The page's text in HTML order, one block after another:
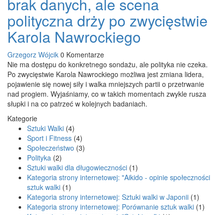
polityczna drży po zwycięstwie
Karola Nawrockiego
Grzegorz Wójcik 0 Komentarze
Nie ma dostępu do konkretnego sondażu, ale polityka nie czeka.
Po zwycięstwie Karola Nawrockiego możliwa jest zmiana lidera,
pojawienie się nowej siły i walka mniejszych partii o przetrwanie
nad progiem. Wyjaśniamy, co w takich momentach zwykle rusza
słupki i na co patrzeć w kolejnych badaniach.
Kategorie
Sztuki Walki (4)
Sport i Fitness (4)
Społeczeństwo (3)
Polityka (2)
Sztuki walki dla długowieczności (1)
Kategoria strony internetowej: "Aikido - opinie społeczności
sztuk walki (1)
Kategoria strony internetowej: Sztuki walki w Japonii (1)
Kategoria strony internetowej: Porównanie sztuk walki (1)